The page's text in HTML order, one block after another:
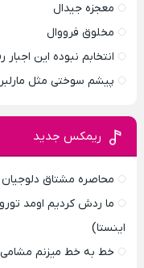
معجزه جیدال
مخلوق فرووال
انتخابم نبوده این
پیشم سوختی مثل
ریمکس جدید
محاصره مشتاق دلوجیان
ما ردش کردیم اومد
اینستا)
خط به خط میزنم